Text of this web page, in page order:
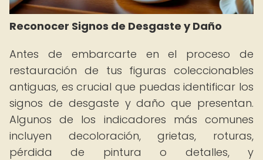
Reconocer Signos de Desgaste y Daño
Antes de embarcarte en el proceso de
restauración de tus figuras coleccionables
antiguas, es crucial que puedas identificar los
signos de desgaste y daño que presentan.
Algunos de los indicadores más comunes
incluyen decoloración, grietas, roturas,
pérdida de pintura o detalles, y